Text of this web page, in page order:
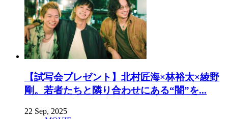
【試写会プレゼント】北村匠海×林裕太×綾野
剛。若者たちと隣り合わせにある“闇”を...
22 Sep, 2025